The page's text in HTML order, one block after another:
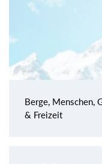
Berge, Menschen,
& Freizeit